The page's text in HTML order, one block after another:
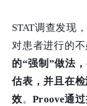
STAT调查发现
对患者进行的不
的“强制”做法
估表，并且在
效。Proove通